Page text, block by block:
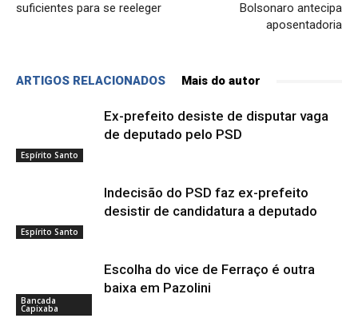
suficientes para se reeleger
Bolsonaro antecipa
aposentadoria
ARTIGOS RELACIONADOS Mais do autor
Espírito Santo
Ex-prefeito desiste de disputar vaga
de deputado pelo PSD
Espírito Santo
Indecisão do PSD faz ex-prefeito
desistir de candidatura a deputado
Bancada
Capixaba
Escolha do vice de Ferraço é outra
baixa em Pazolini